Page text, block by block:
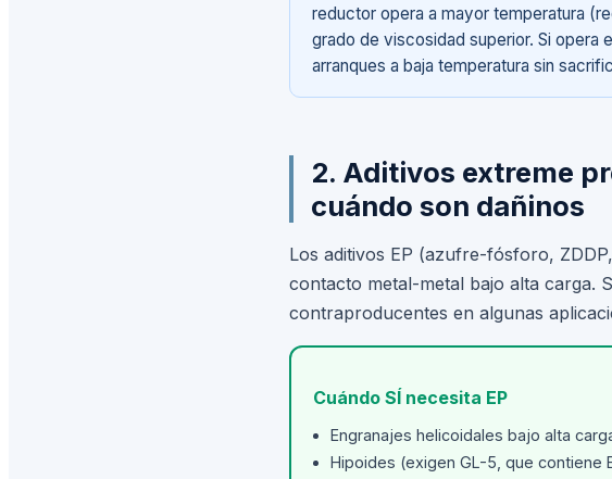
reductor opera a mayor temperatura
grado de viscosidad superior. Si opera
arranques a baja temperatura sin
2. Aditivos extreme
cuándo son dañinos
Los aditivos EP (azufre-fósforo,
contacto metal-metal bajo alta carga.
contraproducentes en algunas
Cuándo SÍ necesita EP
Engranajes helicoidales bajo alta
Hipoides (exigen GL-5, que contiene